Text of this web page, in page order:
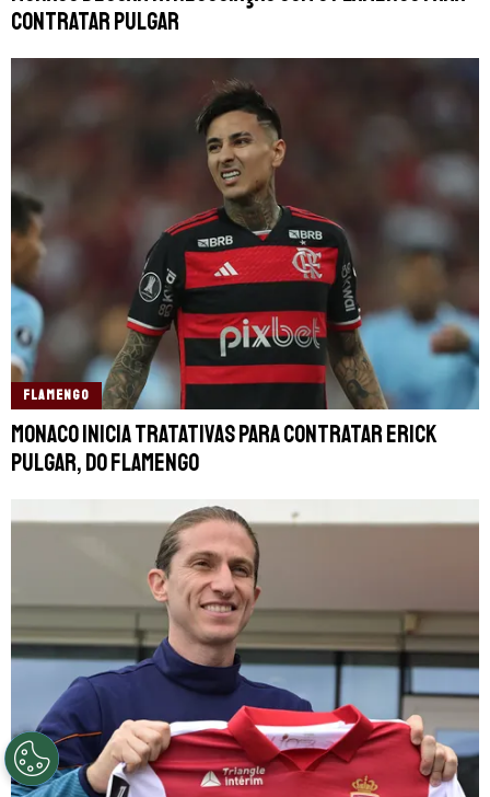
contratar Pulgar
FLAMENGO
Monaco inicia tratativas para contratar Erick
Pulgar, do Flamengo